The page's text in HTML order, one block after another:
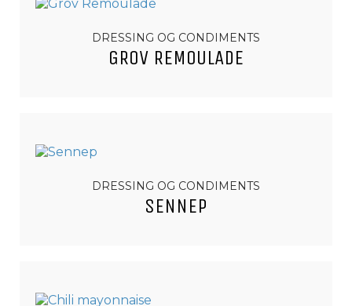
DRESSING OG CONDIMENTS
GROV REMOULADE
DRESSING OG CONDIMENTS
SENNEP